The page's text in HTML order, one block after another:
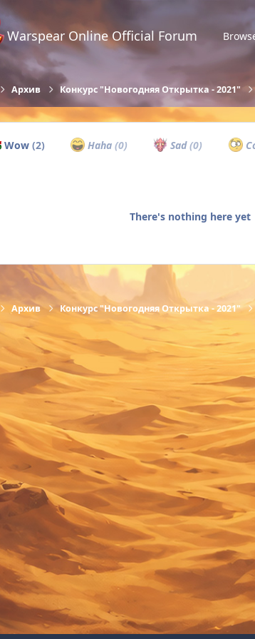
Warspear Online Official Forum
Архив Конкурс "Новогодняя Открытка - 2021"
Wow (2) Haha (0) Sad(0)
There's nothing here yet
Архив Конкурс "Новогодняя Открытка - 2021"